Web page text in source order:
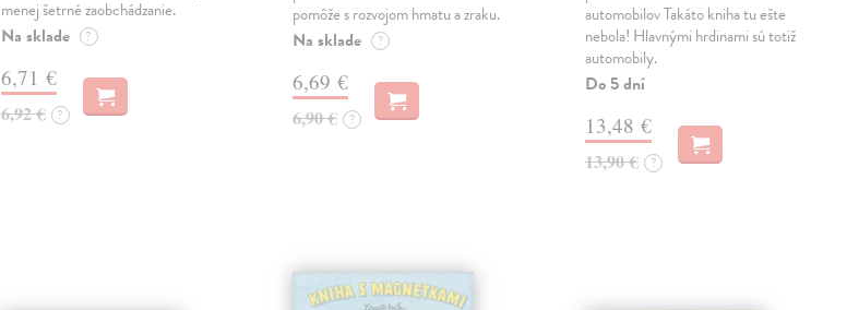
menej šetrné zaobchádzanie.
Na sklade ?
6,71 €
6,92 € ?
pomôže s rozvojom hmatu a zraku.
Na sklade ?
6,69 €
6,90 € ?
automobilov Takáto kniha tu ešte
nebola! Hlavnými hrdinami sú totiž
automobily.
Do 5 dní
13,48 €
13,90 € ?